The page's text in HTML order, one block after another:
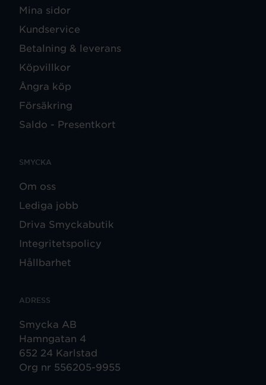
Mina sidor
Kundservice
Betalning & leverans
Köpvillkor
Ångra köp
Försäkring
Saldo - Presentkort
SMYCKA
Om oss
Lediga jobb
Driva Smyckabutik
Integritetspolicy
Hållbarhet
ADRESS
Smycka AB
Hamngatan 4
652 24 Karlstad
Org nr 556205-9955